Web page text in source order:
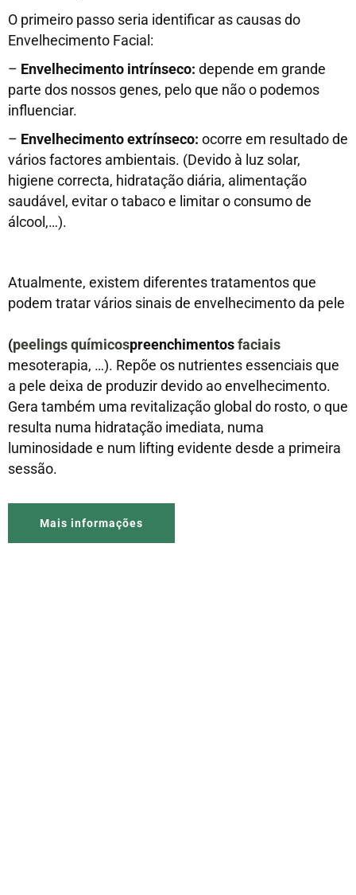
O primeiro passo seria identificar as causas do
Envelhecimento Facial:
– Envelhecimento intrínseco: depende em grande
parte dos nossos genes, pelo que não o podemos
influenciar.
– Envelhecimento extrínseco: ocorre em resultado de
vários factores ambientais. (Devido à luz solar,
higiene correcta, hidratação diária, alimentação
saudável, evitar o tabaco e limitar o consumo de
álcool,…).
Atualmente, existem diferentes tratamentos que
podem tratar vários sinais de envelhecimento da pele
(peelings químicospreenchimentosfaciais
mesoterapia, …). Repõe os nutrientes essenciais que
a pele deixa de produzir devido ao envelhecimento.
Gera também uma revitalização global do rosto, o que
resulta numa hidratação imediata, numa
luminosidade e num lifting evidente desde a primeira
sessão.
Mais informações